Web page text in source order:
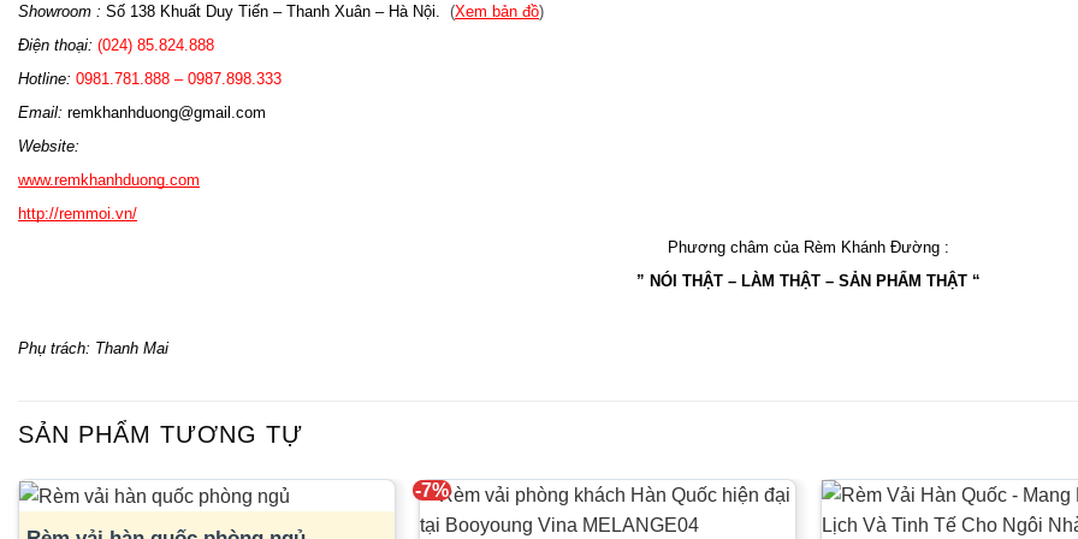
Showroom : Số 138 Khuất Duy Tiến – Thanh Xuân – Hà Nội. (Xem bản đồ)
Điện thoại: (024) 85.824.888
Hotline: 0981.781.888 – 0987.898.333
Email: remkhanhduong@gmail.com
Website:
www.remkhanhduong.com
http://remmoi.vn/
Phương châm của Rèm Khánh Đường :
” NÓI THẬT – LÀM THẬT – SẢN PHẨM THẬT “
Phụ trách: Thanh Mai
SẢN PHẨM TƯƠNG TỰ
-7%